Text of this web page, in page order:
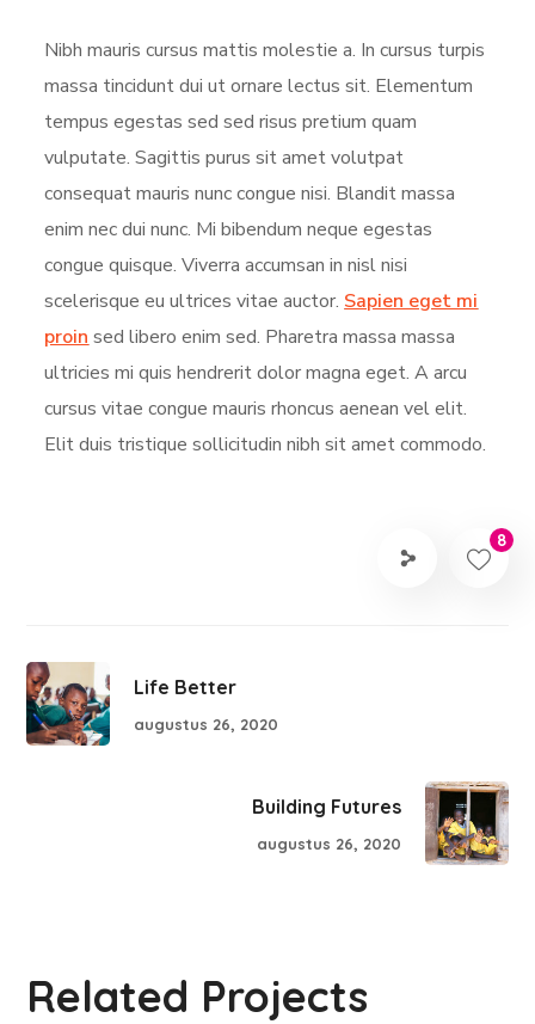
Nibh mauris cursus mattis molestie a. In cursus turpis
massa tincidunt dui ut ornare lectus sit. Elementum
tempus egestas sed sed risus pretium quam
vulputate. Sagittis purus sit amet volutpat
consequat mauris nunc congue nisi. Blandit massa
enim nec dui nunc. Mi bibendum neque egestas
congue quisque. Viverra accumsan in nisl nisi
scelerisque eu ultrices vitae auctor. Sapien eget mi
proin sed libero enim sed. Pharetra massa massa
ultricies mi quis hendrerit dolor magna eget. A arcu
cursus vitae congue mauris rhoncus aenean vel elit.
Elit duis tristique sollicitudin nibh sit amet commodo.
8
Life Better
augustus 26, 2020
Building Futures
augustus 26, 2020
Related Projects